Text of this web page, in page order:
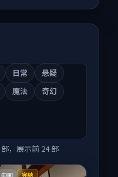
日常
悬疑
魔法
奇幻
部，展示前 24部
中国 完结